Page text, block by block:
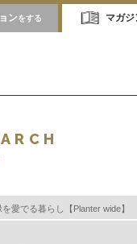
ンをする マガジ
を愛でる暮らし【Planter wide】